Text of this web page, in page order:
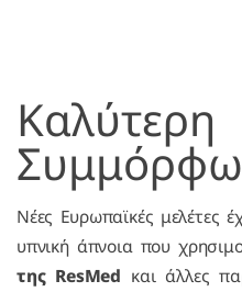
Καλύτερη
Νέες Ευρωπαϊκές μελέτες
υπνική άπνοια που
της ResMed και άλλες